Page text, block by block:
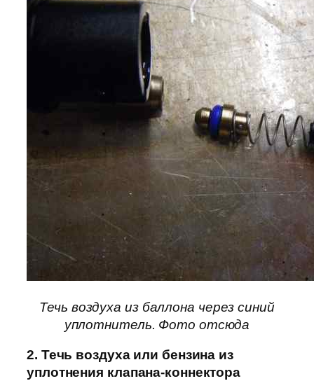
Течь воздуха из баллона через синий
уплотнитель. Фото отсюда
2. Течь воздуха или бензина из
уплотнения клапана-коннектора